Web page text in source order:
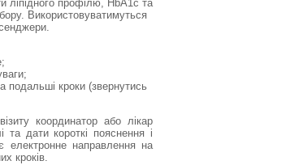
ліпідного профілю, HbA1c та
Використовуватимуться
подальші кроки (звернутись
координатор або лікар
та дати короткі пояснення і
електронне направлення на
кроків.